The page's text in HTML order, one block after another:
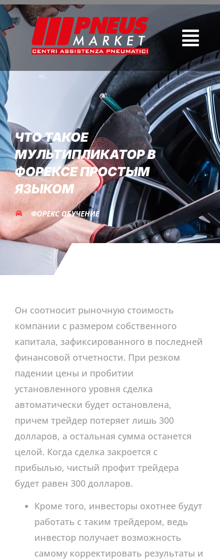
ЧТО ТАКОЕ
МУЛЬТИПЛИКАТОР В
ФОРЕКСЕ ПРОСТЫМ
ЯЗЫКОМ
ФОРЕКС ОБУЧЕНИЕ
Он соотносит рыночную стоимость
компании с размером собственного
капитала, зафиксированного в последней
финансовой отчетности. При резком
падении цены и пробитии
установленного уровня сделка
автоматически будет остановлена,
причем трейдер потеряет лишь 300
долларов, а остальная сумма останется
целой. Когда сделка закроется с
прибылью, чистый профит трейдера
будет равен 300 долларов.
Кроме того, инвесторы охотнее будут
работать с таким трейдером, ведь
инвестор получает возможность
самому корректировать результаты и